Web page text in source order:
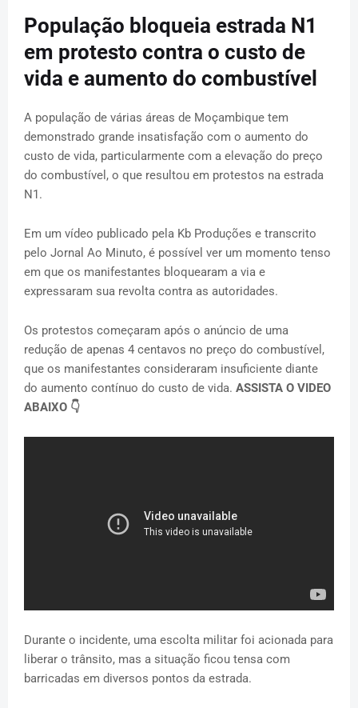
População bloqueia estrada N1
em protesto contra o custo de
vida e aumento do combustível
A população de várias áreas de Moçambique tem
demonstrado grande insatisfação com o aumento do
custo de vida, particularmente com a elevação do preço
do combustível, o que resultou em protestos na estrada
N1.
Em um vídeo publicado pela Kb Produções e transcrito
pelo Jornal Ao Minuto, é possível ver um momento tenso
em que os manifestantes bloquearam a via e
expressaram sua revolta contra as autoridades.
Os protestos começaram após o anúncio de uma
redução de apenas 4 centavos no preço do combustível,
que os manifestantes consideraram insuficiente diante
do aumento contínuo do custo de vida. ASSISTA O VIDEO
ABAIXO 👇
Durante o incidente, uma escolta militar foi acionada para
liberar o trânsito, mas a situação ficou tensa com
barricadas em diversos pontos da estrada.